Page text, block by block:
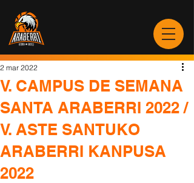
V. CAMPUS DE SEMANA
SANTA ARABERRI 2022 /
V. ASTE SANTUKO
ARABERRI KANPUSA
2022
2 mar 2022